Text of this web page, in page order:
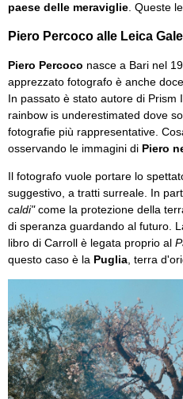
paese delle meraviglie . Queste
Piero Percoco alle Leica
Piero Percoco nasce a Bari nel
apprezzato fotografo è anche
In passato è stato autore di Prism
rainbow is underestimated dove
fotografie più rappresentative.
osservando le immagini di Piero
Il fotografo vuole portare lo
suggestivo, a tratti surreale. In
caldi"come la protezione della
di speranza guardando al futuro.
libro di Carroll è legata proprio al
questo caso è la Puglia , terra